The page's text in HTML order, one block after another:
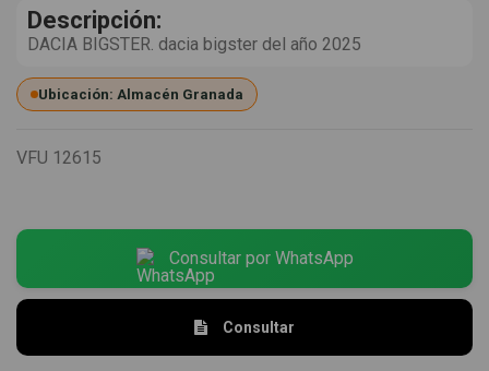
Descripción:
DACIA BIGSTER. dacia bigster del año 2025
Ubicación: Almacén Granada
VFU 12615
Consultar por WhatsApp
Consultar